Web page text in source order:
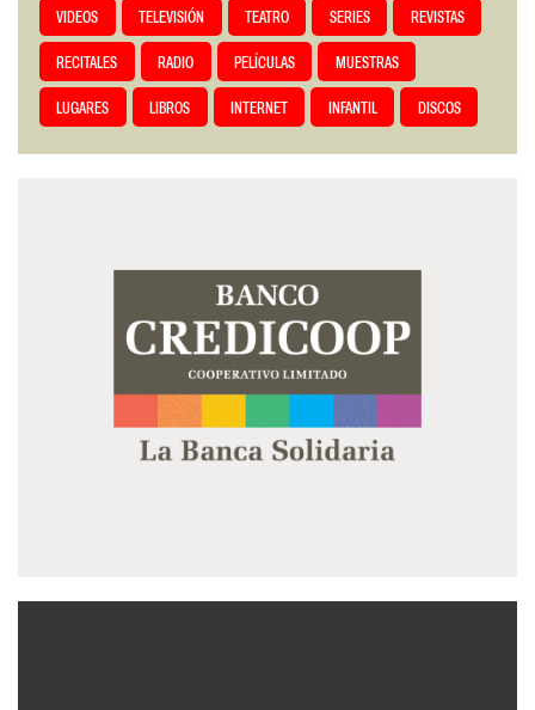
VIDEOS TELEVISIÓN TEATRO SERIES REVISTAS
RECITALES RADIO PELÍCULAS MUESTRAS
LUGARES LIBROS INTERNET INFANTIL DISCOS